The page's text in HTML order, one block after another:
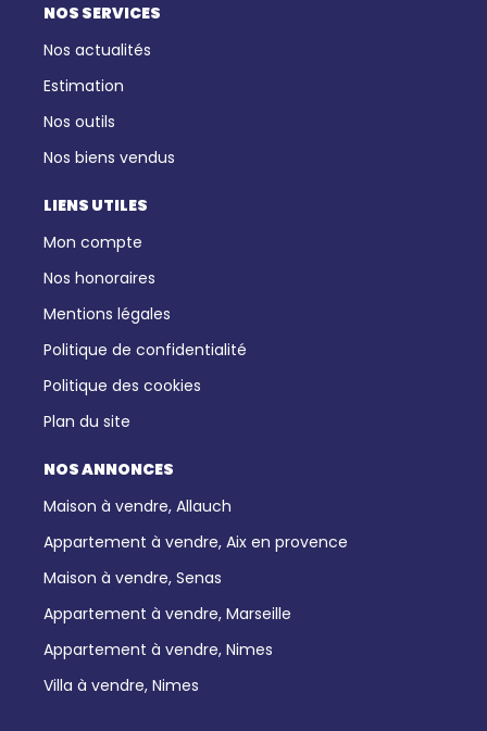
NOS SERVICES
Nos actualités
Estimation
Nos outils
Nos biens vendus
LIENS UTILES
Mon compte
Nos honoraires
Mentions légales
Politique de confidentialité
Politique des cookies
Plan du site
NOS ANNONCES
Maison à vendre, Allauch
Appartement à vendre, Aix en provence
Maison à vendre, Senas
Appartement à vendre, Marseille
Appartement à vendre, Nimes
Villa à vendre, Nimes